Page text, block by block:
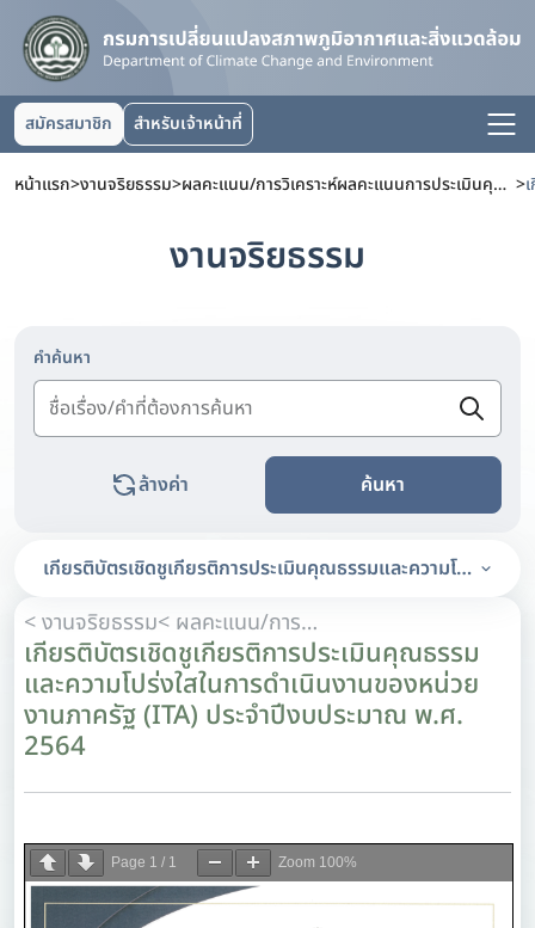
สมัครสมาชิก สำหรับเจ้าหน้าที่
หน้าแรก>งานจริยธรรม> ผลคะแนน/การวิเคราะห์ผลคะแนนการประเมินคุณธรรมและความโปร่งใสในการดำเนินงานของหน่วยงานภาครัฐ (ITA) >
งานจริยธรรม
คำค้นหา
ล้างค่า ค้นหา
เกียรติบัตรเชิดชูเกียรติการประเมินคุณธรรมและความโปร่งใส
< งานจริยธรรม < ผลคะแนน/การวิเคราะห์ผลคะแนนการประเมินคุณธรรมและความโปร่งใสในการดำเนินงานของหน่วยงานภาครัฐ (ITA)
เกียรติบัตรเชิดชูเกียรติการประเมินคุณธรรม
และความโปร่งใสในการดำเนินงานของหน่วย
งานภาครัฐ (ITA) ประจำปีงบประมาณ พ.ศ.
2564
Page 1 / 1 Zoom 100%